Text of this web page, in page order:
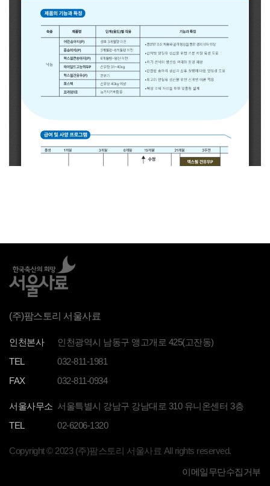
(주)팜스토리 서울사료
인천본사
인천광역시 남동구 앵고개로 425(고잔동)
TEL
032-811-1981
FAX
032-811-0934
서울사무소 서울특별시 강남구 강남대로 310 유니온센터 3층
TEL
02-6206-1320
Copyright © 2023 (주)팜스토리 서울사료 All rights reserved.
이메일무단수집거부